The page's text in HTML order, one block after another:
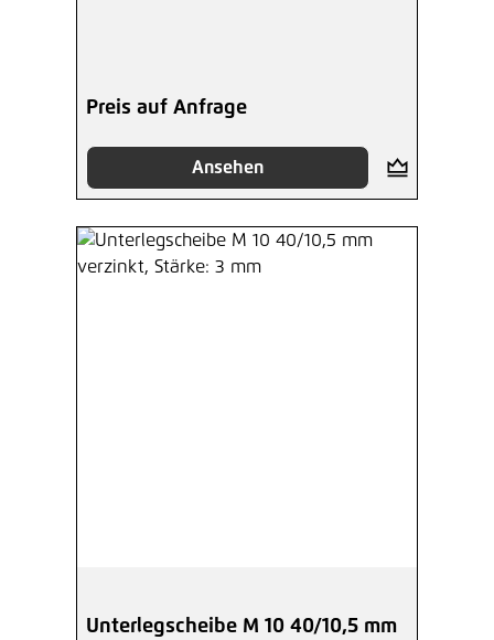
Preis auf Anfrage
Ansehen
Unterlegscheibe M 10 40/10,5 mm